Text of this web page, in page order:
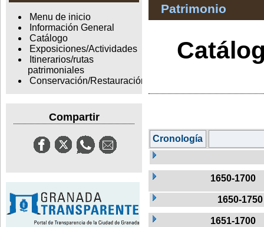
Menu de inicio
Información General
Catálogo
Exposiciones/Actividades
Itinerarios/rutas
patrimoniales
Conservación/Restauración
Compartir
Patrimonio
Cronología
1650-1700
1650-1750
1651-1700